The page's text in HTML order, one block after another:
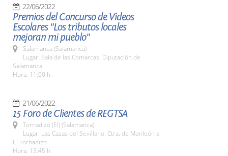
22/06/2022
Premios del Concurso de Videos
Escolares "Los tributos locales
mejoran mi pueblo"
Salamanca (Salamanca)
Lugar: Sala de las Comarcas. Diputación de
Salamanca.
Hora: 11:00 h.
21/06/2022
15 Foro de Clientes de REGTSA
Tornadizo (El) (Salamanca)
Lugar: Las Casas del Sevillano. Ctra. de Monleón a
El Tornadizo
Hora: 13:45 h.